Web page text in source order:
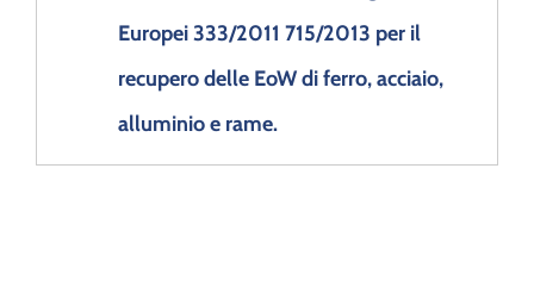
Europei 333/2011 715/2013 per il
recupero delle EoW di ferro, acciaio,
alluminio e rame.